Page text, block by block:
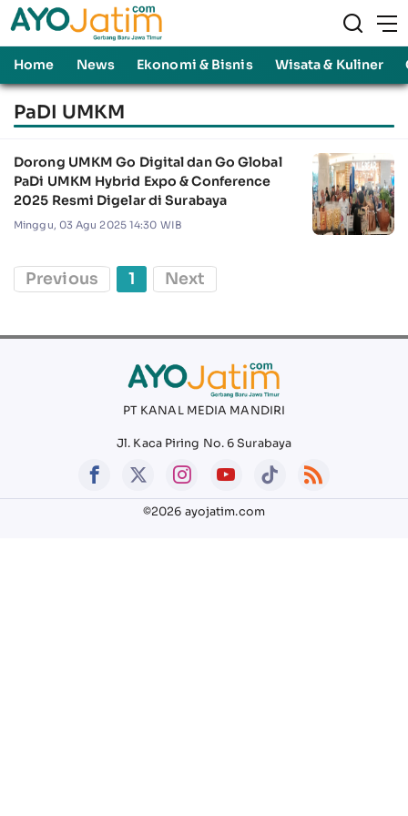
Home News Ekonomi & Bisnis Wisata & Kuliner
PaDI UMKM
Dorong UMKM Go Digital dan Go Global
PaDi UMKM Hybrid Expo & Conference
2025 Resmi Digelar di Surabaya
Minggu, 03 Agu 2025 14:30 WIB
Previous 1 Next
PT KANAL MEDIA MANDIRI
Jl. Kaca Piring No. 6 Surabaya
©2026 ayojatim.com